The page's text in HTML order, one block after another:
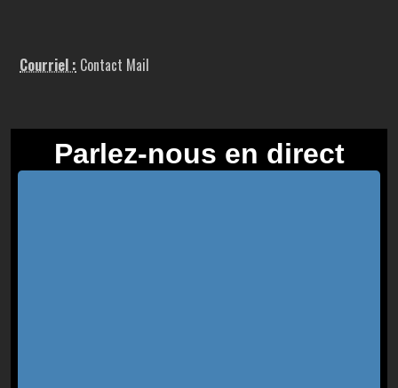
Courriel : Contact Mail